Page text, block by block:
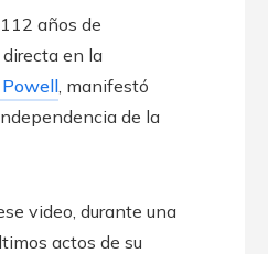
años de
en la
Powell, manifestó
de la
video, durante una
actos de su